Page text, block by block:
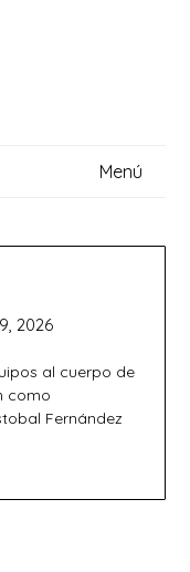
Menú
2026
al cuerpo de
como
Fernández